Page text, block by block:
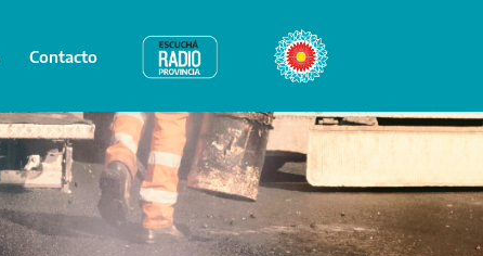
Contacto Radio Provincia Bicentenario